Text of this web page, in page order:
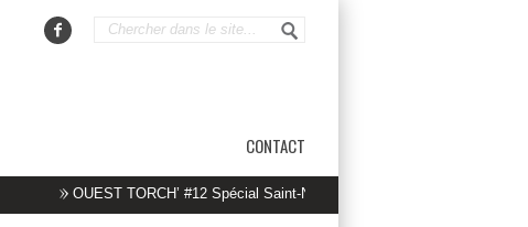
CONTACT
OUEST TORCH’ #12 Spécial Saint-Nazaire